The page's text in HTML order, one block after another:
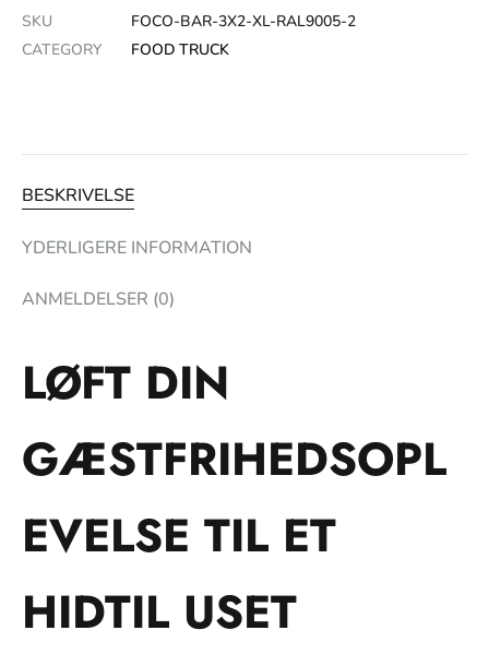
SKU
FOCO-BAR-3X2-XL-RAL9005-2
CATEGORY
FOOD TRUCK
BESKRIVELSE
YDERLIGERE INFORMATION
ANMELDELSER (0)
LØFT DIN
GÆSTFRIHEDSOPL
EVELSE TIL ET
HIDTIL USET